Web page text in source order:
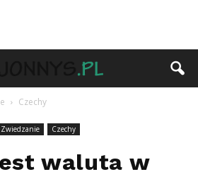
Czechy
Zwiedzanie Czechy
waluta w